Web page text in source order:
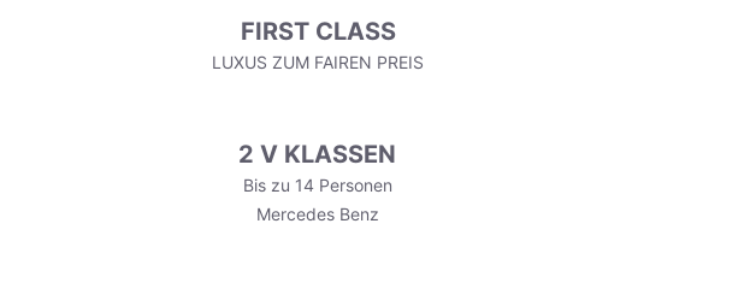
FIRST CLASS
LUXUS ZUM FAIREN PREIS
2 V KLASSEN
Bis zu 14 Personen
Mercedes Benz